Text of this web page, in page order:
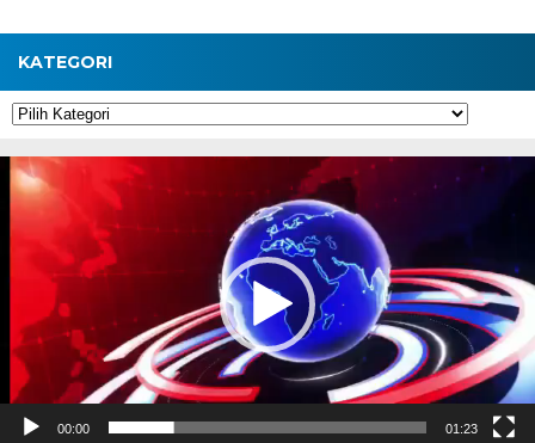
KATEGORI
Kategori
Pemutar
Video
00:00 01:23